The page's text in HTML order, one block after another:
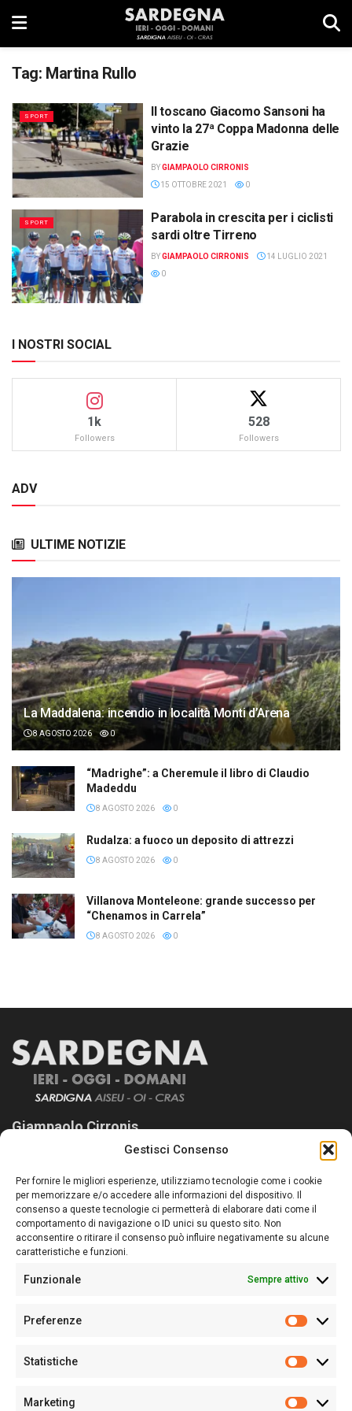
Gestisci Consenso
Per fornire le migliori esperienze, utilizziamo tecnologie come i cookie
per memorizzare e/o accedere alle informazioni del dispositivo. Il
consenso a queste tecnologie ci permetterà di elaborare dati come il
comportamento di navigazione o ID unici su questo sito. Non
acconsentire o ritirare il consenso può influire negativamente su alcune
caratteristiche e funzioni.
Funzionale Sempre attivo
Preferenze
Statistiche
Marketing
Tag: Martina Rullo
SPORT
Il toscano Giacomo Sansoni ha
vinto la 27ª Coppa Madonna delle
Grazie
BYGIAMPAOLO CIRRONIS
15 OTTOBRE 2021
0
SPORT
Parabola in crescita per i ciclisti
sardi oltre Tirreno
BYGIAMPAOLO CIRRONIS
14 LUGLIO 2021
0
I NOSTRI SOCIAL
1k
Followers
528
Followers
ADV
ULTIME NOTIZIE
La Maddalena: incendio in località Monti d’Arena
8 AGOSTO 2026 0
“Madrighe”: a Cheremule il libro di Claudio
Madeddu
8 AGOSTO 2026 0
Rudalza: a fuoco un deposito di attrezzi
8 AGOSTO 2026 0
Villanova Monteleone: grande successo per
“Chenamos in Carrela”
8 AGOSTO 2026 0
Giampaolo Cirronis
Sardegna Ieri-Oggi-Domani nasce per informare “liberamente” i
lettori su quanto accade in Sardegna, con un occhio rivolto al
nostro passato e, soprattutto, al nostro futuro
Follow Us
Sede:Via Cristoforo Colombo 09013 Carbonia
Partita IVA02270380922
128/2020 del 10/02/2020